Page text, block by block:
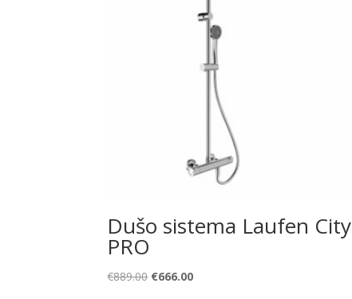
Dušo sistema Laufen City
PRO
€889.00 Original
€666.00Current